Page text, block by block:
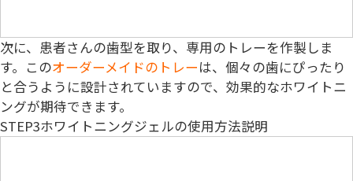
次に、患者さんの歯型を取り、専用のトレーを作製しま
す。このオーダーメイドのトレーは、個々の歯にぴったり
と合うように設計されていますので、効果的なホワイトニ
ングが期待できます。
STEP3ホワイトニングジェルの使用方法説明